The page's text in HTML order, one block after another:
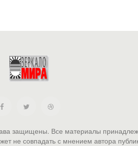
защищены. Все материалы
не совпадать с мнением автора